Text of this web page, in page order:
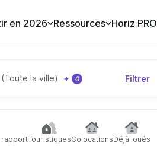
en 2026 Ressources Horiz PRO
la ville) + 4 Filtrer
rapportTouristiquesColocationsDéjà loués